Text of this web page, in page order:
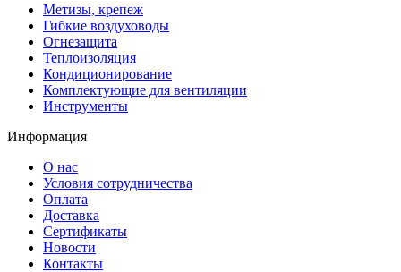
Метизы, крепеж
Гибкие воздуховоды
Огнезащита
Теплоизоляция
Кондиционирование
Комплектующие для вентиляции
Инструменты
Информация
О нас
Условия сотрудничества
Оплата
Доставка
Сертификаты
Новости
Контакты